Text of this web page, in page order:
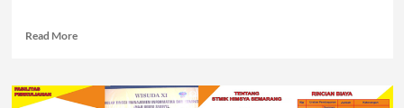
Read More